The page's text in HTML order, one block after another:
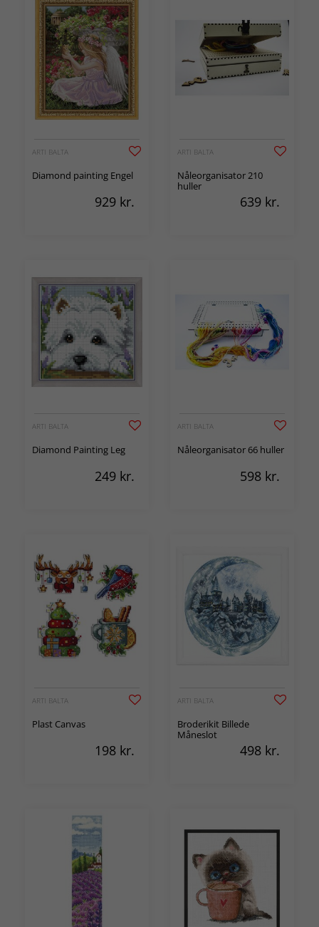
ARTI BALTA
Diamond painting Engel
929 kr.
ARTI BALTA
Nåleorganisator 210
huller
639 kr.
ARTI BALTA
Diamond Painting Leg
249 kr.
ARTI BALTA
Nåleorganisator 66 huller
598 kr.
ARTI BALTA
Plast Canvas
198 kr.
ARTI BALTA
Broderikit Billede
Måneslot
498 kr.